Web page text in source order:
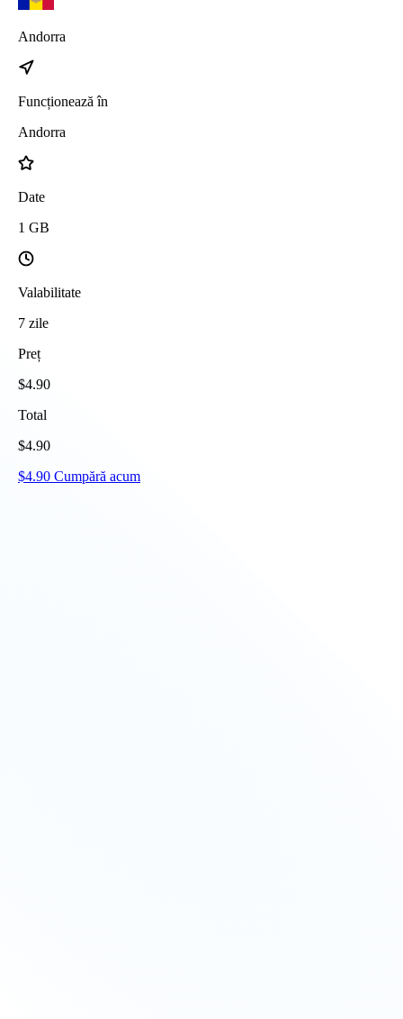
Andorra
Funcționează în
Andorra
Date
1 GB
Valabilitate
7 zile
Preț
$4.90
Total
$4.90
$4.90 Cumpără acum